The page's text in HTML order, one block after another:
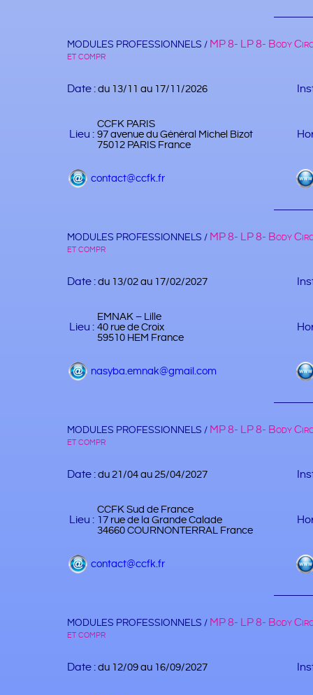
MODULES PROFESSIONNELS / MP 8- LP 8- Body
et compr
Date : du 13/11 au 17/11/2026
Lieu :
CCFK PARIS
97 avenue du Général Michel Bizot
75012 PARIS France
contact@ccfk.fr
MODULES PROFESSIONNELS / MP 8- LP 8- Body
et compr
Date : du 13/02 au 17/02/2027
Lieu :
EMNAK – Lille
40 rue de Croix
59510 HEM France
nasyba.emnak@gmail.com
MODULES PROFESSIONNELS / MP 8- LP 8- Body
et compr
Date : du 21/04 au 25/04/2027
Lieu :
CCFK Sud de France
17 rue de la Grande Calade
34660 COURNONTERRAL France
contact@ccfk.fr
MODULES PROFESSIONNELS / MP 8- LP 8- Body
et compr
Date : du 12/09 au 16/09/2027